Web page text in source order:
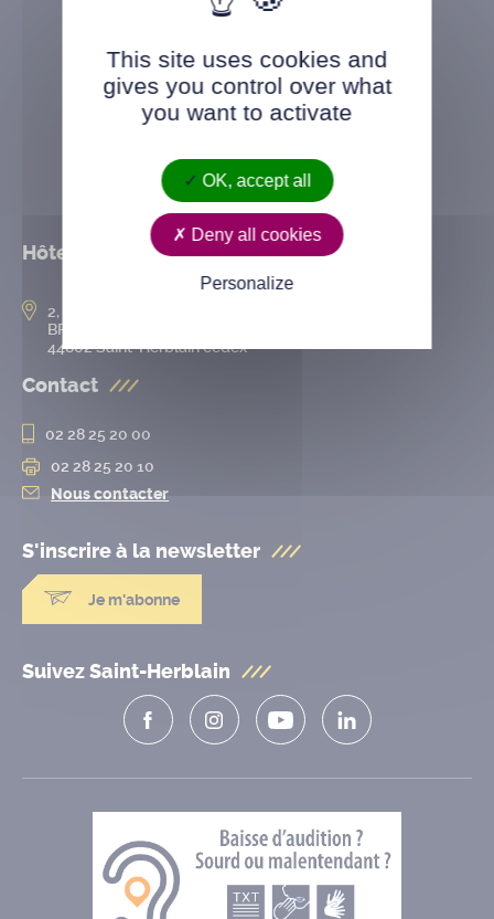
Hôtel de ville
2, rue de l’Hôtel-de-Ville
BP 50167
44802 Saint-Herblain cedex
Contact
02 28 25 20 00
02 28 25 20 10
Nous contacter
S'inscrire à la newsletter
Je m'abonne
Suivez Saint-Herblain
This site uses cookies and
gives you control over what
you want to activate
OK, accept all
Deny all cookies
Personalize